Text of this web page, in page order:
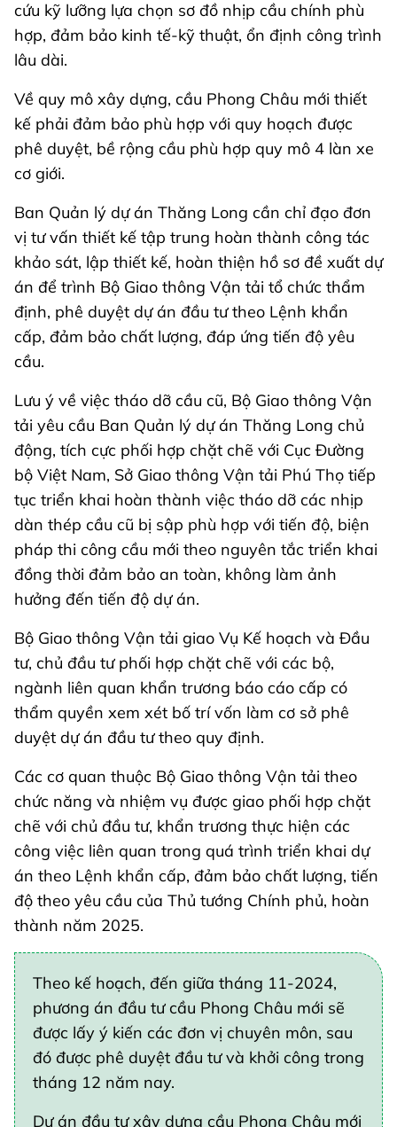
cứu kỹ lưỡng lựa chọn sơ đồ nhịp cầu chính phù
hợp, đảm bảo kinh tế-kỹ thuật, ổn định công trình
lâu dài.
Về quy mô xây dựng, cầu Phong Châu mới thiết
kế phải đảm bảo phù hợp với quy hoạch được
phê duyệt, bề rộng cầu phù hợp quy mô 4 làn xe
cơ giới.
Ban Quản lý dự án Thăng Long cần chỉ đạo đơn
vị tư vấn thiết kế tập trung hoàn thành công tác
khảo sát, lập thiết kế, hoàn thiện hồ sơ đề xuất dự
án để trình Bộ Giao thông Vận tải tổ chức thẩm
định, phê duyệt dự án đầu tư theo Lệnh khẩn
cấp, đảm bảo chất lượng, đáp ứng tiến độ yêu
cầu.
Lưu ý về việc tháo dỡ cầu cũ, Bộ Giao thông Vận
tải yêu cầu Ban Quản lý dự án Thăng Long chủ
động, tích cực phối hợp chặt chẽ với Cục Đường
bộ Việt Nam, Sở Giao thông Vận tải Phú Thọ tiếp
tục triển khai hoàn thành việc tháo dỡ các nhịp
dàn thép cầu cũ bị sập phù hợp với tiến độ, biện
pháp thi công cầu mới theo nguyên tắc triển khai
đồng thời đảm bảo an toàn, không làm ảnh
hưởng đến tiến độ dự án.
Bộ Giao thông Vận tải giao Vụ Kế hoạch và Đầu
tư, chủ đầu tư phối hợp chặt chẽ với các bộ,
ngành liên quan khẩn trương báo cáo cấp có
thẩm quyền xem xét bố trí vốn làm cơ sở phê
duyệt dự án đầu tư theo quy định.
Các cơ quan thuộc Bộ Giao thông Vận tải theo
chức năng và nhiệm vụ được giao phối hợp chặt
chẽ với chủ đầu tư, khẩn trương thực hiện các
công việc liên quan trong quá trình triển khai dự
án theo Lệnh khẩn cấp, đảm bảo chất lượng, tiến
độ theo yêu cầu của Thủ tướng Chính phủ, hoàn
thành năm 2025.
Theo kế hoạch, đến giữa tháng 11-2024,
phương án đầu tư cầu Phong Châu mới sẽ
được lấy ý kiến các đơn vị chuyên môn, sau
đó được phê duyệt đầu tư và khởi công trong
tháng 12 năm nay.
Dự án đầu tư xây dựng cầu Phong Châu mới